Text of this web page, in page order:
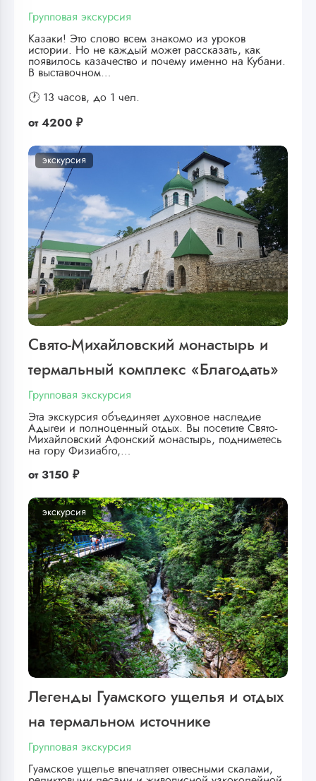
Групповая экскурсия
Казаки! Это слово всем знакомо из уроков
истории. Но не каждый может рассказать, как
появилось казачество и почему именно на Кубани.
В выставочном…
🕐 13 часов, до 1 чел.
от 4200 ₽
экскурсия
Свято-Михайловский монастырь и
термальный комплекс «Благодать»
Групповая экскурсия
Эта экскурсия объединяет духовное наследие
Адыгеи и полноценный отдых. Вы посетите Свято-
Михайловский Афонский монастырь, подниметесь
на гору Физиабго,…
от 3150 ₽
экскурсия
Легенды Гуамского ущелья и отдых
на термальном источнике
Групповая экскурсия
Гуамское ущелье впечатляет отвесными скалами,